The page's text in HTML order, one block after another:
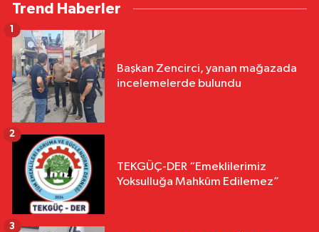
Trend Haberler
Başkan Zencirci, yanan mağazada
incelemelerde bulundu
1
TEKGÜÇ-DER “Emeklilerimiz
Yoksulluğa Mahkûm Edilemez”
2
3